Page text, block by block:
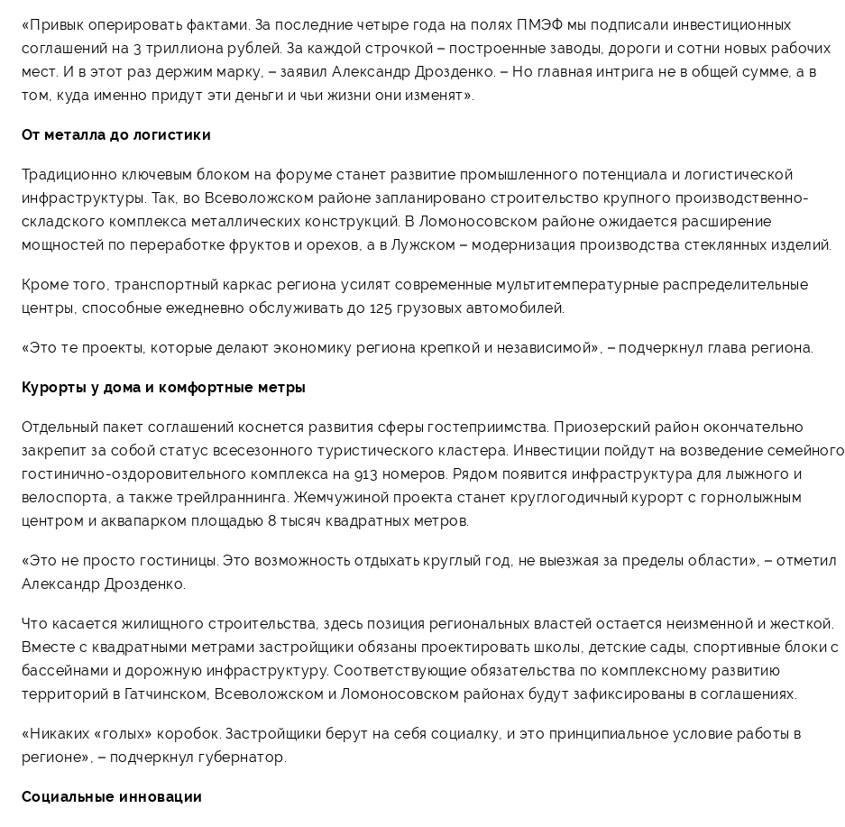
«Привык оперировать фактами. За последние четыре года на полях ПМЭФ мы подписали инвестиционных
соглашений на 3 триллиона рублей. За каждой строчкой – построенные заводы, дороги и сотни новых рабочих
мест. И в этот раз держим марку, – заявил Александр Дрозденко. – Но главная интрига не в общей сумме, а в
том, куда именно придут эти деньги и чьи жизни они изменят».
От металла до логистики
Традиционно ключевым блоком на форуме станет развитие промышленного потенциала и логистической
инфраструктуры. Так, во Всеволожском районе запланировано строительство крупного производственно-
складского комплекса металлических конструкций. В Ломоносовском районе ожидается расширение
мощностей по переработке фруктов и орехов, а в Лужском – модернизация производства стеклянных изделий.
Кроме того, транспортный каркас региона усилят современные мультитемпературные распределительные
центры, способные ежедневно обслуживать до 125 грузовых автомобилей.
«Это те проекты, которые делают экономику региона крепкой и независимой», – подчеркнул глава региона.
Курорты у дома и комфортные метры
Отдельный пакет соглашений коснется развития сферы гостеприимства. Приозерский район окончательно
закрепит за собой статус всесезонного туристического кластера. Инвестиции пойдут на возведение семейного
гостинично-оздоровительного комплекса на 913 номеров. Рядом появится инфраструктура для лыжного и
велоспорта, а также трейлраннинга. Жемчужиной проекта станет круглогодичный курорт с горнолыжным
центром и аквапарком площадью 8 тысяч квадратных метров.
«Это не просто гостиницы. Это возможность отдыхать круглый год, не выезжая за пределы области», – отметил
Александр Дрозденко.
Что касается жилищного строительства, здесь позиция региональных властей остается неизменной и жесткой.
Вместе с квадратными метрами застройщики обязаны проектировать школы, детские сады, спортивные блоки с
бассейнами и дорожную инфраструктуру. Соответствующие обязательства по комплексному развитию
территорий в Гатчинском, Всеволожском и Ломоносовском районах будут зафиксированы в соглашениях.
«Никаких «голых» коробок. Застройщики берут на себя социалку, и это принципиальное условие работы в
регионе», – подчеркнул губернатор.
Социальные инновации